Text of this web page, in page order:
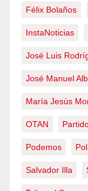
Félix Bolaños
InstaNoticias
José Luis
José Manuel
María Jesús
OTAN
Podemos
Salvador Illa